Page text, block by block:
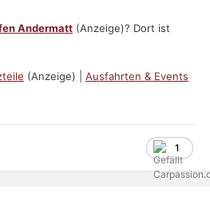
Andermatt (Anzeige)? Dort ist
(Anzeige) | Ausfahrten & Events
1